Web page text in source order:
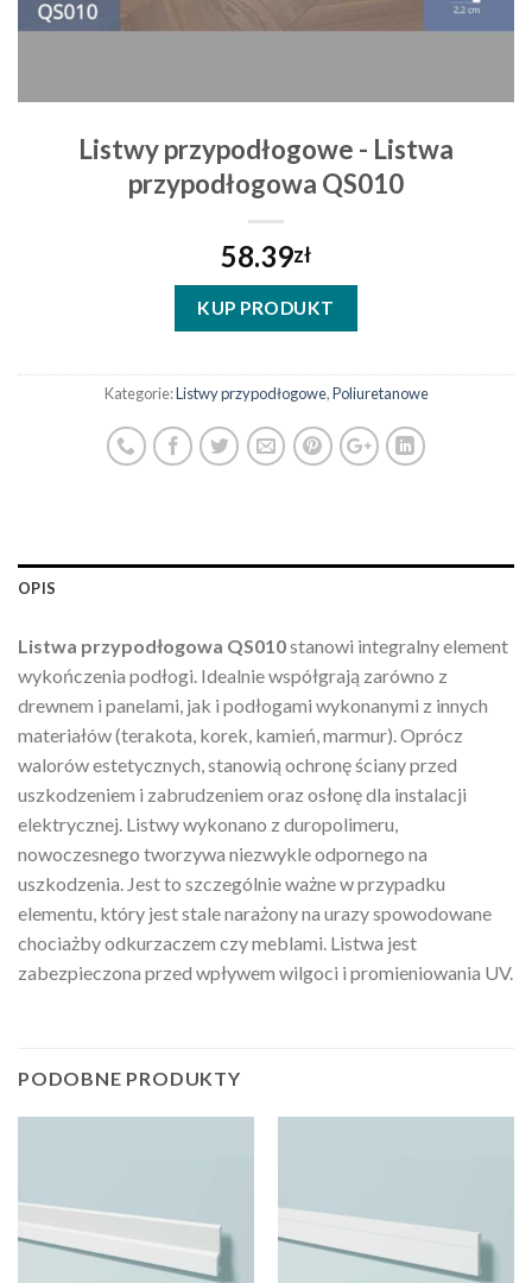
Listwy przypodłogowe - Listwa
przypodłogowa QS010
58.39zł
KUP PRODUKT
Kategorie:Listwy przypodłogowe,Poliuretanowe
OPIS
Listwa przypodłogowa QS010stanowi integralny element
wykończenia podłogi. Idealnie współgrają zarówno z
drewnem i panelami, jak i podłogami wykonanymi z innych
materiałów (terakota, korek, kamień, marmur). Oprócz
walorów estetycznych, stanowią ochronę ściany przed
uszkodzeniem i zabrudzeniem oraz osłonę dla instalacji
elektrycznej. Listwy wykonano z duropolimeru,
nowoczesnego tworzywa niezwykle odpornego na
uszkodzenia. Jest to szczególnie ważne w przypadku
elementu, który jest stale narażony na urazy spowodowane
chociażby odkurzaczem czy meblami. Listwa jest
zabezpieczona przed wpływem wilgoci i promieniowania UV.
PODOBNE PRODUKTY